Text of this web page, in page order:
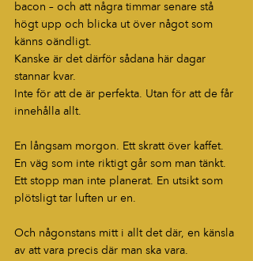
bacon – och att några timmar senare stå
högt upp och blicka ut över något som
känns oändligt.
Kanske är det därför sådana här dagar
stannar kvar.
Inte för att de är perfekta. Utan för att de får
innehålla allt.
En långsam morgon. Ett skratt över kaffet.
En väg som inte riktigt går som man tänkt.
Ett stopp man inte planerat. En utsikt som
plötsligt tar luften ur en.
Och någonstans mitt i allt det där, en känsla
av att vara precis där man ska vara.